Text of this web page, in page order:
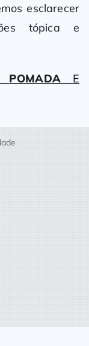
esclarecer
tópica e
POMADA E